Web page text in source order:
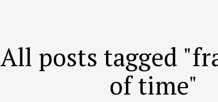
All posts tagged
of time"